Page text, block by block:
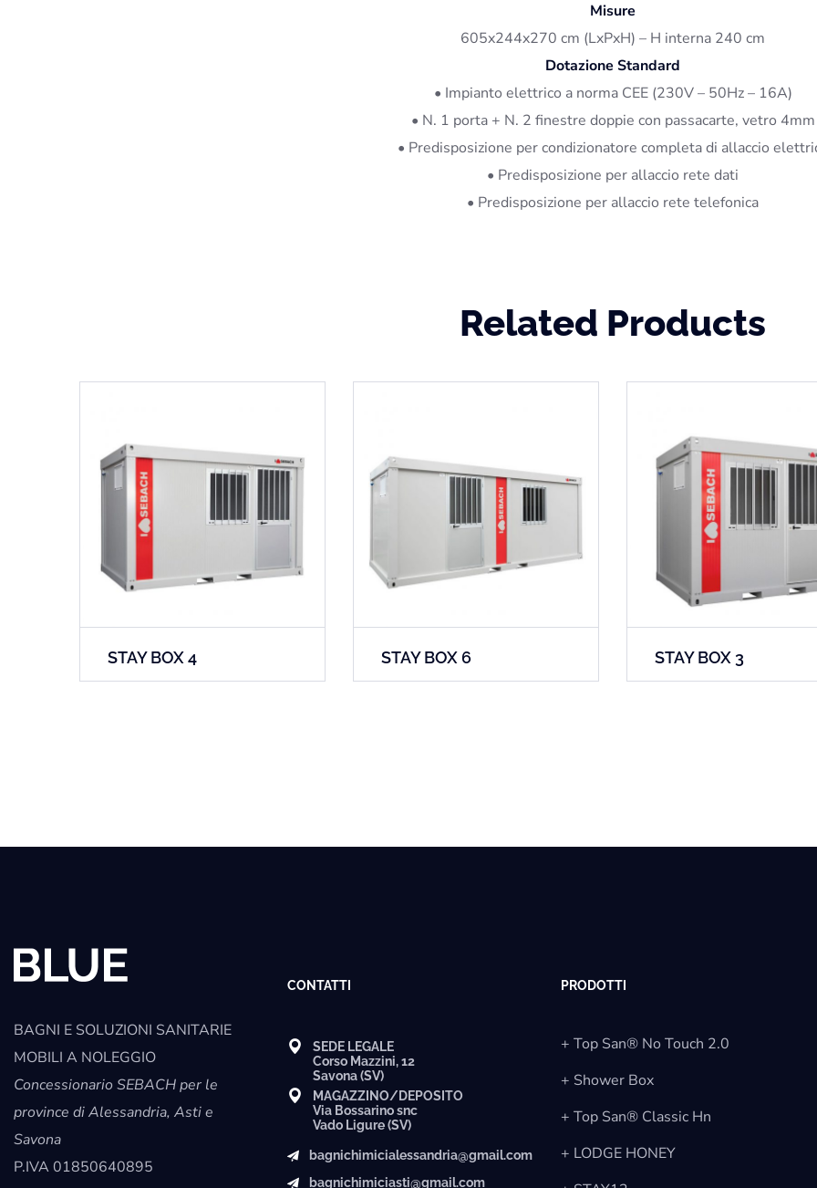
Misure
605x244x270 cm (LxPxH) – H interna 240 cm
Dotazione Standard
• Impianto elettrico a norma CEE (230V – 50Hz – 16A)
• N. 1 porta + N. 2 finestre doppie con passacarte, vetro 4mm
• Predisposizione per condizionatore completa di allaccio
• Predisposizione per allaccio rete dati
• Predisposizione per allaccio rete telefonica
Related Products
STAY BOX 4 STAY BOX 6 STAY BOX 3
BAGNI E SOLUZIONI SANITARIE
MOBILI A NOLEGGIO
Concessionario SEBACH per le
province di Alessandria, Asti e
Savona
P.IVA01850640895
CONTATTI
SEDE LEGALE
Corso Mazzini, 12
Savona (SV)
MAGAZZINO/DEPOSITO
Via Bossarino snc
Vado Ligure (SV)
bagnichimicialessandria@gmail.com
bagnichimiciasti@gmail.com
PRODOTTI
+ Top San® No Touch 2.0
+ Shower Box
+ Top San® Classic Hn
+ LODGE HONEY